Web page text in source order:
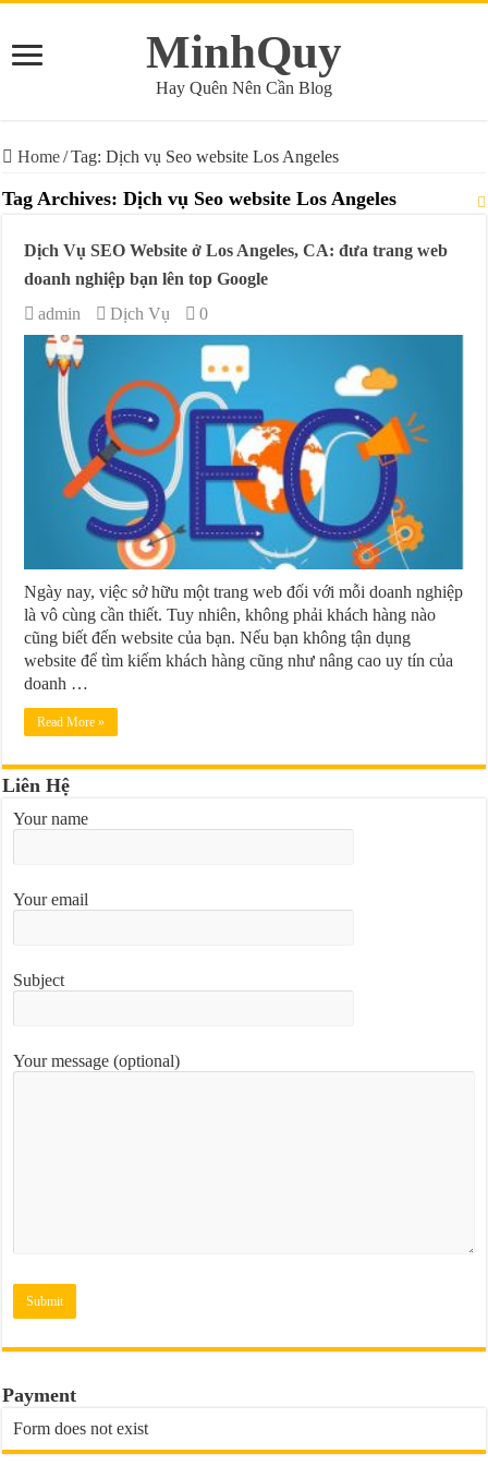
MinhQuy
Hay Quên Nên Cần Blog
Home/Tag:Dịch vụ Seo website Los Angeles
Tag Archives:Dịch vụ Seo website Los Angeles
Dịch Vụ SEO Website ở Los Angeles, CA: đưa trang web
doanh nghiệp bạn lên top Google
admin
Dịch Vụ 0
Ngày nay, việc sở hữu một trang web đối với mỗi doanh nghiệp
là vô cùng cần thiết. Tuy nhiên, không phải khách hàng nào
cũng biết đến website của bạn. Nếu bạn không tận dụng
website để tìm kiếm khách hàng cũng như nâng cao uy tín của
doanh …
Read More »
Liên Hệ
Your name
Your email
Subject
Your message (optional)
Payment
Form does not exist